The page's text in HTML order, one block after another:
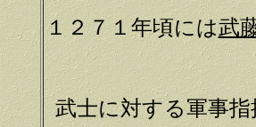
１２７１年頃には武
武士に対する軍事